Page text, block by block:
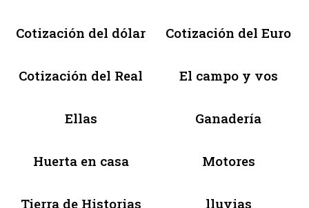
Cotización del dólar Cotización del Euro
Cotización del Real El campo y vos
Ellas Ganadería
Huerta en casa Motores
Tierra de Historias lluvias